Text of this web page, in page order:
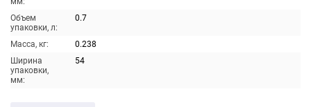
Объем
упаковки, л:
0.7
Масса, кг:
0.238
Ширина
упаковки,
мм:
54